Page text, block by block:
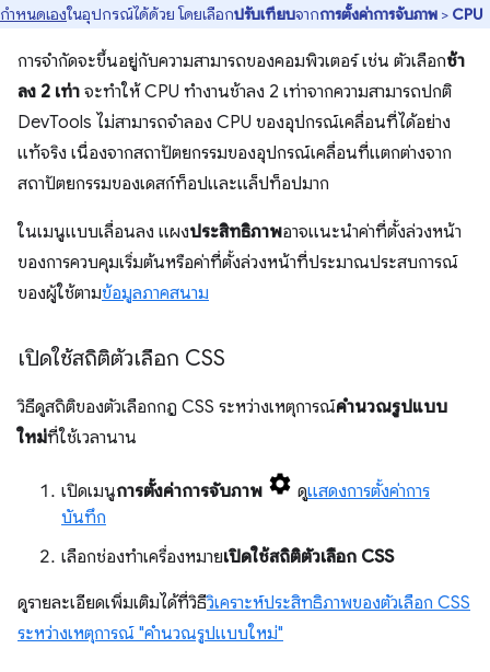
กำหนดเองในอุปกรณ์ได้ด้วย โดยเลือกปรับเทียบจากการตั้งค่าการจับภาพ > CPU
การจำกัดจะขึ้นอยู่กับความสามารถของคอมพิวเตอร์ เช่น ตัวเลือกช้า
ลง 2 เท่า จะทำให้ CPU ทำงานช้าลง 2 เท่าจากความสามารถปกติ
DevTools ไม่สามารถจำลอง CPU ของอุปกรณ์เคลื่อนที่ได้อย่าง
แท้จริง เนื่องจากสถาปัตยกรรมของอุปกรณ์เคลื่อนที่แตกต่างจาก
สถาปัตยกรรมของเดสก์ท็อปและแล็ปท็อปมาก
ในเมนูแบบเลื่อนลง แผงประสิทธิภาพอาจแนะนําค่าที่ตั้งล่วงหน้า
ของการควบคุมเริ่มต้นหรือค่าที่ตั้งล่วงหน้าที่ประมาณประสบการณ์
ของผู้ใช้ตามข้อมูลภาคสนาม
เปิดใช้สถิติตัวเลือก CSS
วิธีดูสถิติของตัวเลือกกฎ CSS ระหว่างเหตุการณ์คำนวณรูปแบบ
ใหม่ที่ใช้เวลานาน
เปิดเมนูการตั้งค่าการจับภาพ ดูแสดงการตั้งค่าการ
บันทึก
เลือกช่องทำเครื่องหมายเปิดใช้สถิติตัวเลือก CSS
ดูรายละเอียดเพิ่มเติมได้ที่วิธีวิเคราะห์ประสิทธิภาพของตัวเลือก CSS
ระหว่างเหตุการณ์ "คำนวณรูปแบบใหม่"